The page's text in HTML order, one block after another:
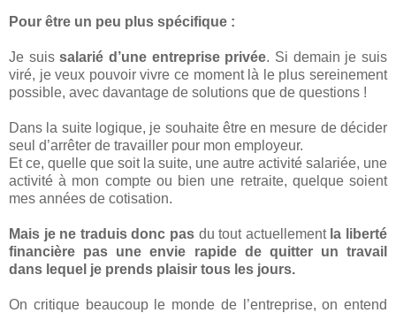
Pour être un peu plus spécifique :
Je suissalarié d’une entreprise privée. Si demain je suis
viré, je veux pouvoir vivre ce moment là le plus sereinement
possible, avec davantage de solutions que de questions !
Dans la suite logique, je souhaite être en mesure de décider
seul d’arrêter de travailler pour mon employeur.
Et ce, quelle que soit la suite, une autre activité salariée, une
activité à mon compte ou bien une retraite, quelque soient
mes années de cotisation.
Mais je ne traduis donc pas du tout actuellement la liberté
financière pas une envie rapide de quitter un travail
dans lequel je prends plaisir tous les jours.
On critique beaucoup le monde de l’entreprise, on entend